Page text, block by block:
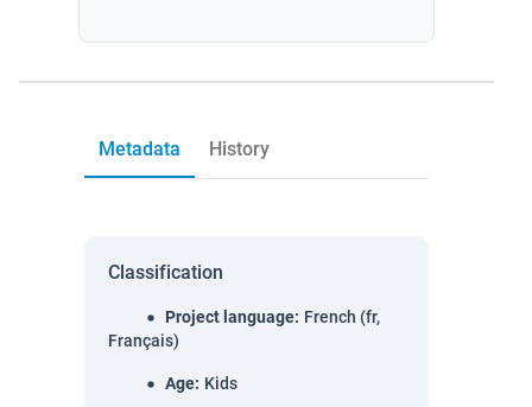
Metadata History
Classification
Project language: French (fr,
Français)
Age: Kids